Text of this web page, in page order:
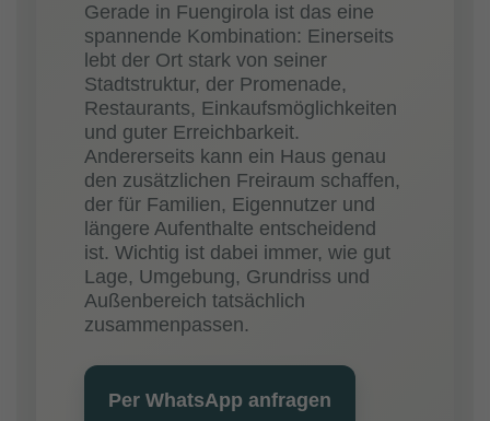
Gerade in Fuengirola ist das eine
spannende Kombination: Einerseits
lebt der Ort stark von seiner
Stadtstruktur, der Promenade,
Restaurants, Einkaufsmöglichkeiten
und guter Erreichbarkeit.
Andererseits kann ein Haus genau
den zusätzlichen Freiraum schaffen,
der für Familien, Eigennutzer und
längere Aufenthalte entscheidend
ist. Wichtig ist dabei immer, wie gut
Lage, Umgebung, Grundriss und
Außenbereich tatsächlich
zusammenpassen.
Per WhatsApp anfragen